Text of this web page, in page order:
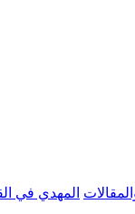
المهدي في